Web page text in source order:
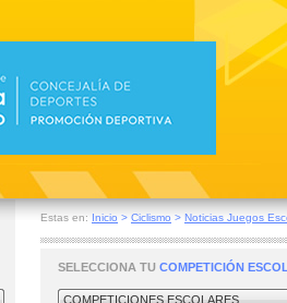
Estas en: Inicio > Ciclismo > Noticias Juegos
SELECCIONA TU COMPETICIÓN
COMPETICIONES ESCOLARES